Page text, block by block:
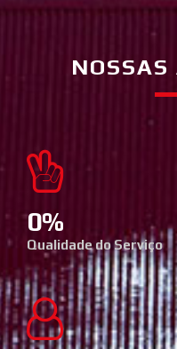
0
Qualidade do Serviço